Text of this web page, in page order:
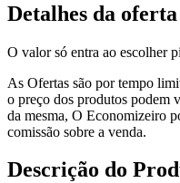
Detalhes da oferta
O valor só entra ao escolher
As Ofertas são por tempo
o preço dos produtos podem
da mesma, O Economizeiro
comissão sobre a venda.
Descrição do